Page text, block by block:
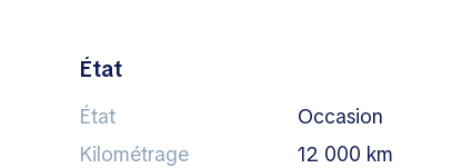
État
État
Occasion
Kilométrage
12 000 km